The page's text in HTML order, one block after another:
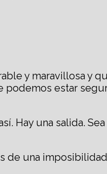
y maravillosa y
podemos estar
Hay una salida. Sea
de una